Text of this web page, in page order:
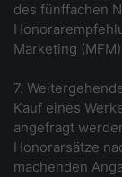
des fünffachen
Marketing
7.
Kauf eines
angefragt
Honorarsätze
machenden